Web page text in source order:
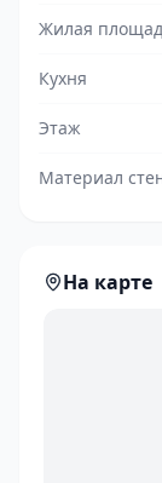
Жилая
Кухня
Этаж
Материал
На карте